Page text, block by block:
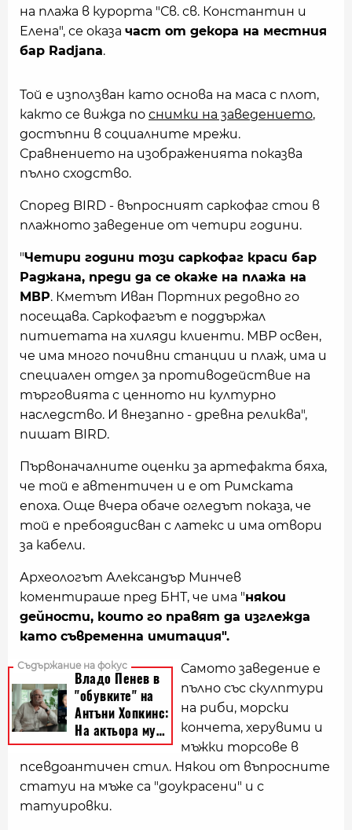
на плажа в курорта "Св. св. Константин и
Елена", се оказа част от декора на местния
бар Radjana.
Той е използван като основа на маса с плот,
както се вижда по снимки на заведението,
достъпни в социалните мрежи.
Сравнението на изображенията показва
пълно сходство.
Според BIRD - въпросният саркофаг стои в
плажното заведение от четири години.
"Четири години този саркофаг краси бар
Раджана, преди да се окаже на плажа на
МВР. Кметът Иван Портних редовно го
посещава. Саркофагът е поддържал
питиетата на хиляди клиенти. МВР освен,
че има много почивни станции и плаж, има и
специален отдел за противодействие на
търговията с ценното ни културно
наследство. И внезапно - древна реликва",
пишат BIRD.
Първоначалните оценки за артефакта бяха,
че той е автентичен и е от Римската
епоха. Още вчера обаче огледът показа, че
той е пребоядисван с латекс и има отвори
за кабели.
Археологът Александър Минчев
коментираше пред БНТ, че има "някои
дейности, които го правят да изглежда
като съвременна имитация".
Самото заведение е
пълно със скулптури
на риби, морски
кончета, херувими и
мъжки торсове в
псевдоантичен стил. Някои от въпросните
статуи на мъже са "доукрасени" и с
татуировки.